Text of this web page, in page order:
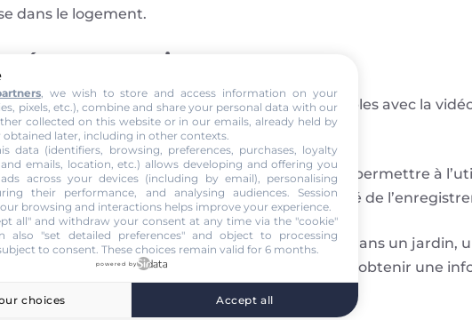
dans le logement.
automatiquement
importante pour les caméras compatibles avec la
vidéos générées automatiquement.
une description d’une séquence vidéo pour permettre à
passé, sans avoir besoin de regarder l’intégralité de
pour les caméras placées devant une entrée, dans un jardin,
parcourir plusieurs extraits, l’utilisateur peut obtenir une
, we wish to store and access information on your
pixels, etc.), combine and share your personal data with our
collected on this website or in our emails, already held by
obtained later, including in other contexts.
data (identifiers, browsing, preferences, purchases, loyalty
emails, location, etc.) allows developing and offering you
across your devices (including by email), personalising
their performance, and analysing audiences. Session
browsing and interactions helps improve your experience.
all" and withdraw your consent at any time via the "cookie"
also "set detailed preferences" and object to processing
to consent. These choices remain valid for 6 months.
powered by
choices Accept all